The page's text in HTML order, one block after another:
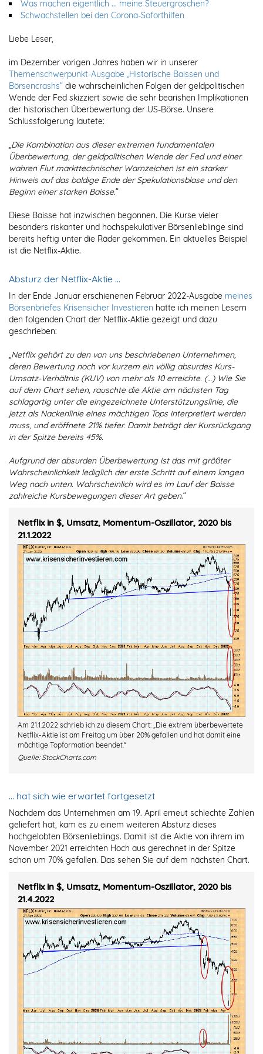
Was machen eigentlich ... meine Steuergroschen?
Schwachstellen bei den Corona-Soforthilfen
Liebe Leser,
im Dezember vorigen Jahres haben wir in unserer
Themenschwerpunkt-Ausgabe „Historische Baissen und
Börsencrashs“ die wahrscheinlichen Folgen der geldpolitischen
Wende der Fed skizziert sowie die sehr bearishen Implikationen
der historischen Überbewertung der US-Börse. Unsere
Schlussfolgerung lautete:
„Die Kombination aus dieser extremen fundamentalen
Überbewertung, der geldpolitischen Wende der Fed und einer
wahren Flut markttechnischer Warnzeichen ist ein starker
Hinweis auf das baldige Ende der Spekulationsblase und den
Beginn einer starken Baisse.“
Diese Baisse hat inzwischen begonnen. Die Kurse vieler
besonders riskanter und hochspekulativer Börsenlieblinge sind
bereits heftig unter die Räder gekommen. Ein aktuelles Beispiel
ist die Netflix-Aktie.
Absturz der Netflix-Aktie …
In der Ende Januar erschienenen Februar 2022-Ausgabe meines
Börsenbriefes Krisensicher Investieren hatte ich meinen Lesern
den folgenden Chart der Netflix-Aktie gezeigt und dazu
geschrieben:
„Netflix gehört zu den von uns beschriebenen Unternehmen,
deren Bewertung noch vor kurzem ein völlig absurdes Kurs-
Umsatz-Verhältnis (KUV) von mehr als 10 erreichte. (…) Wie Sie
auf dem Chart sehen, rauschte die Aktie am nächsten Tag
schlagartig unter die eingezeichnete Unterstützungslinie, die
jetzt als Nackenlinie eines mächtigen Tops interpretiert werden
muss, und eröffnete 21% tiefer. Damit beträgt der Kursrückgang
in der Spitze bereits 45%.
Aufgrund der absurden Überbewertung ist das mit größter
Wahrscheinlichkeit lediglich der erste Schritt auf einem langen
Weg nach unten. Wahrscheinlich wird es im Lauf der Baisse
zahlreiche Kursbewegungen dieser Art geben.“
Netflix in $, Umsatz, Momentum-Oszillator, 2020 bis
21.1.2022
Am 21.1.2022 schrieb ich zu diesem Chart: „Die extrem überbewertete
Netflix-Aktie ist am Freitag um über 20% gefallen und hat damit eine
mächtige Topformation beendet.“
Quelle: StockCharts.com
… hat sich wie erwartet fortgesetzt
Nachdem das Unternehmen am 19. April erneut schlechte Zahlen
geliefert hat, kam es zu einem weiteren Absturz dieses
hochgelobten Börsenlieblings. Damit ist die Aktie von ihrem im
November 2021 erreichten Hoch aus gerechnet in der Spitze
schon um 70% gefallen. Das sehen Sie auf dem nächsten Chart.
Netflix in $, Umsatz, Momentum-Oszillator, 2020 bis
21.4.2022